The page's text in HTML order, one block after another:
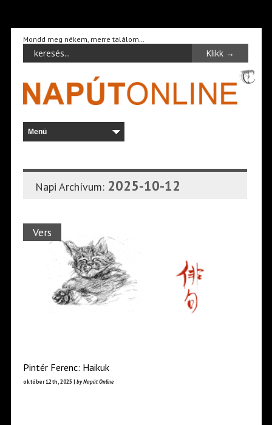
Mondd meg nékem, merre találom…
Napi Archívum: 2025-10-12
Vers
Pintér Ferenc: Haikuk
október 12th, 2025 | by Napút Online